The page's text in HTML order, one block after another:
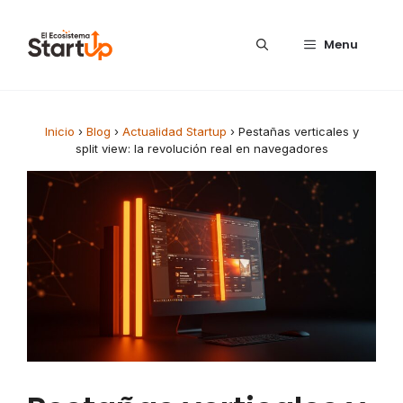
Menu
Inicio › Blog › Actualidad Startup › Pestañas verticales y
split view: la revolución real en navegadores